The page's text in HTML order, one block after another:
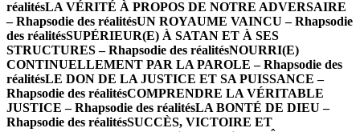
réalitésLA VÉRITÉ À PROPOS DE NOTRE ADVERSAIRE
– Rhapsodie des réalitésUN ROYAUME VAINCU – Rhapsodie
des réalitésSUPÉRIEUR(E) À SATAN ET À SES
STRUCTURES – Rhapsodie des réalitésNOURRI(E)
CONTINUELLEMENT PAR LA PAROLE – Rhapsodie des
réalitésLE DON DE LA JUSTICE ET SA PUISSANCE –
Rhapsodie des réalitésCOMPRENDRE LA VÉRITABLE
JUSTICE – Rhapsodie des réalitésLA BONTÉ DE DIEU –
Rhapsodie des réalitésSUCCÈS, VICTOIRE ET